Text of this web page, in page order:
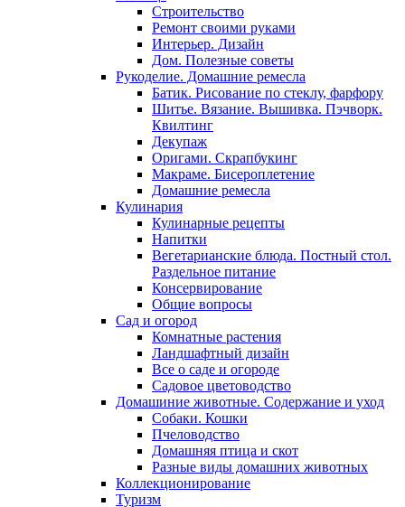
Строительство
Ремонт своими руками
Интерьер. Дизайн
Дом. Полезные советы
Рукоделие. Домашние ремесла
Батик. Рисование по стеклу, фарфору
Шитье. Вязание. Вышивка. Пэчворк.
Квилтинг
Декупаж
Оригами. Скрапбукинг
Макраме. Бисероплетение
Домашние ремесла
Кулинария
Кулинарные рецепты
Напитки
Вегетарианские блюда. Постный стол.
Раздельное питание
Консервирование
Общие вопросы
Сад и огород
Комнатные растения
Ландшафтный дизайн
Все о саде и огороде
Садовое цветоводство
Домашиние животные. Содержание и уход
Собаки. Кошки
Пчеловодство
Домашняя птица и скот
Разные виды домашних животных
Коллекционирование
Туризм